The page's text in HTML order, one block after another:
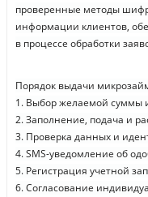
проверенные методы
информации клиентов,
в процессе обработки
Порядок выдачи
1. Выбор желаемой суммы
2. Заполнение, подача и
3. Проверка данных и
4. SMS-уведомление об
5. Регистрация учетной
6. Согласование